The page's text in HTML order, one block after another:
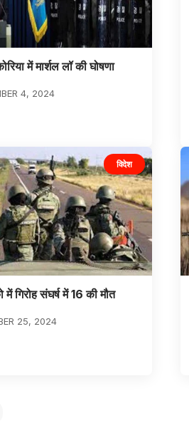
में मार्शल लॉ की घोषणा
4, 2024
विदेश
में गिरोह संघर्ष में 16 की मौत
25, 2024